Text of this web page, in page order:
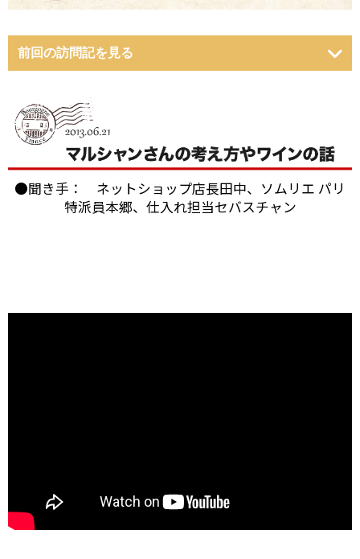
前回の訪問記を見る
ワイン醸造に対する自身のフィロソフィ（哲学）を強
く持った志の高い醸造家でした。
今回は、他のお客様もいらっしゃりとても忙しい中私
●聞き手： ネットショップ店長田中、ソムリエ パリ
特派員本郷、仕入れ担当セバスチャン